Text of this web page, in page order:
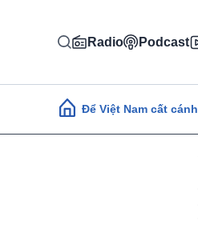
Radio Podcast
Main navigation
Để Việt Nam cất cánh